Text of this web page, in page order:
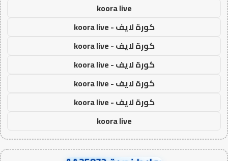
koora live
كورة لايف - koora live
كورة لايف - koora live
كورة لايف - koora live
كورة لايف - koora live
كورة لايف - koora live
koora live